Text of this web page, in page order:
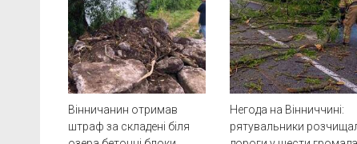
Вінничанин отримав
штраф за складені біля
Негода на Вінниччині:
рятувальники